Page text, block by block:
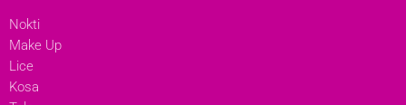
Nokti
Make Up
Lice
Kosa